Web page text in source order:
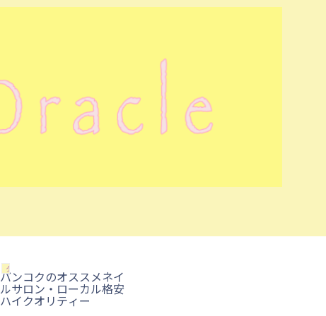
タイ
バンコクのオススメネイ
ルサロン・ローカル格安
ハイクオリティー